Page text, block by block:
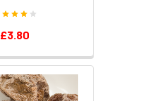
£3.80